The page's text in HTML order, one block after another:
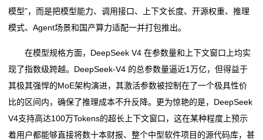
模型”，而是把模型能力、调用接口、上下文长度、开源权重、推理
模式、Agent场景和国产算力适配一并打包推出。
在模型规格方面，DeepSeek V4 在参数量和上下文窗口上均实
现了指数级跨越。DeepSeek-V4 的总参数量逼近1万亿，但得益于
其极其强悍的MoE架构演进，其激活参数被控制在了一个极具性价
比的区间内，确保了推理成本不升反降。更为惊艳的是，DeepSeek
V4支持高达100万Tokens的超长上下文窗口，这在某种程度上预示
着用户都能够直接将数十本财报、整个中型软件项目的源代码库，甚